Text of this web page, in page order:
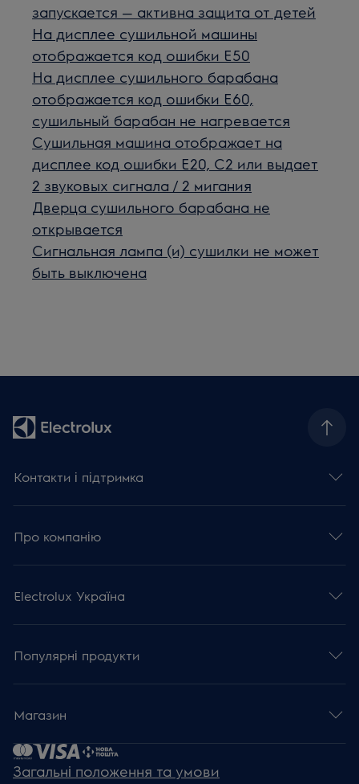
запускается — активна защита от детей
На дисплее сушильной машины
отображается код ошибки E50
На дисплее сушильного барабана
отображается код ошибки E60,
сушильный барабан не нагревается
Сушильная машина отображает на
дисплее код ошибки E20, C2 или выдает
2 звуковых сигнала / 2 мигания
Дверца сушильного барабана не
открывается
Сигнальная лампа (и) сушилки не может
быть выключена
Контакти і підтримка
Про компанію
Electrolux Україна
Популярні продукти
Магазин
Загальні положення та умови